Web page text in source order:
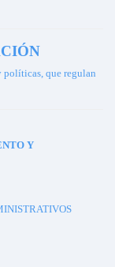
políticas, que regulan
Y